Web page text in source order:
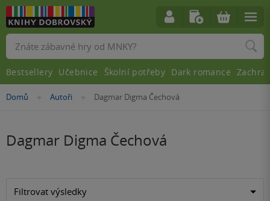
Nacházíte
Domů »Autoři »
Dagmar Digma Čechová
Dagmar Digma Čechová
Filtrovat výsledky
Vyhledávání
Bestsellery Učebnice Školní potřeby Dark romance